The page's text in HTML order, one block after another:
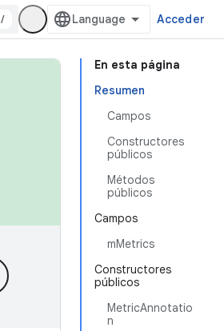
/ Acceder
En esta página
Resumen
Campos
Constructores
públicos
Métodos
públicos
Campos
mMetrics
Constructores
públicos
MetricAnnotatio
n